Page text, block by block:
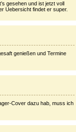
gesehen und ist jetzt voll
Uebersicht findet er super.
genießen und Termine
Cover dazu hab, muss ich